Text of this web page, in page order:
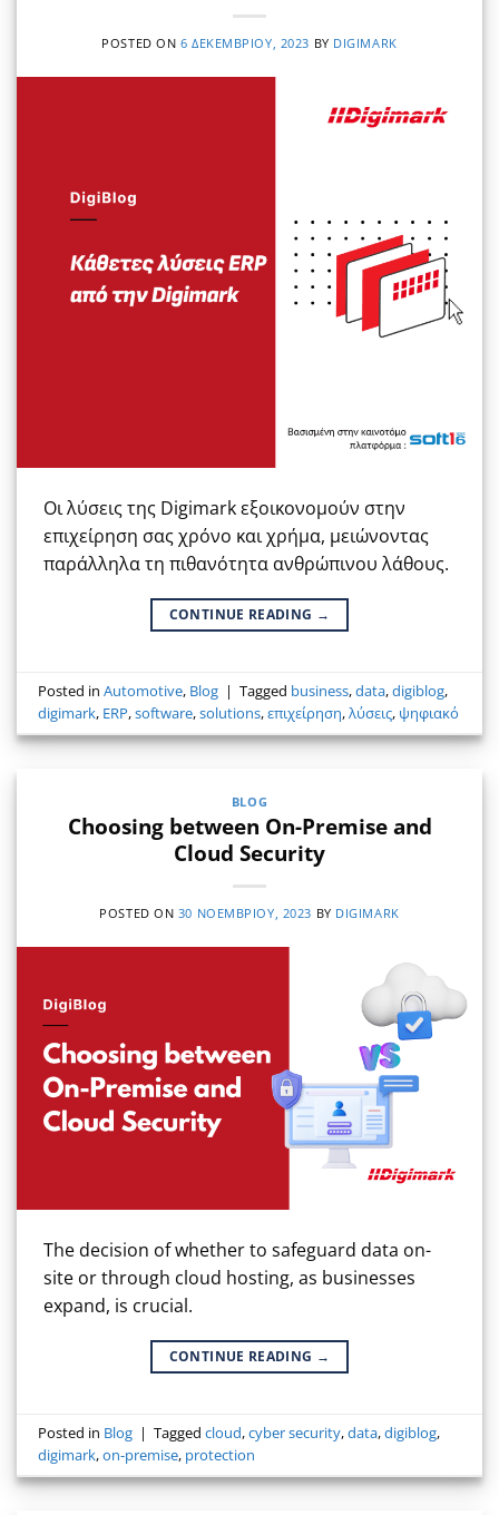
POSTED ON 6 ΔΕΚΕΜΒΡΊΟΥ, 2023 BY DIGIMARK
Οι λύσεις της Digimark εξοικονομούν στην
επιχείρηση σας χρόνο και χρήμα, μειώνοντας
παράλληλα τη πιθανότητα ανθρώπινου λάθους.
CONTINUE READING →
Posted inAutomotive, Blog | Tagged business,data,digiblog,
digimark, ERP,software,solutions,επιχείρηση,λύσεις, ψηφιακό
BLOG
Choosing between On-Premise and
Cloud Security
POSTED ON 30 ΝΟΕΜΒΡΊΟΥ, 2023 BY DIGIMARK
The decision of whether to safeguard data on-
site or through cloud hosting, as businesses
expand, is crucial.
CONTINUE READING →
Posted in Blog | Taggedcloud,cyber security,data,digiblog,
digimark,on-premise, protection